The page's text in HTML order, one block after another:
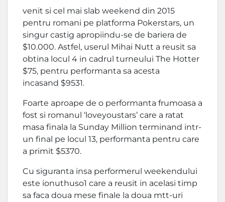
venit si cel mai slab weekend din 2015
pentru romani pe platforma Pokerstars, un
singur castig apropiindu-se de bariera de
$10.000. Astfel, userul Mihai Nutt a reusit sa
obtina locul 4 in cadrul turneului The Hotter
$75, pentru performanta sa acesta
incasand $9531.
Foarte aproape de o performanta frumoasa a
fost si romanul ‘loveyoustars’ care a ratat
masa finala la Sunday Million terminand intr-
un final pe locul 13, performanta pentru care
a primit $5370.
Cu siguranta insa performerul weekendului
este ionuthuso1 care a reusit in acelasi timp
sa faca doua mese finale la doua mtt-uri